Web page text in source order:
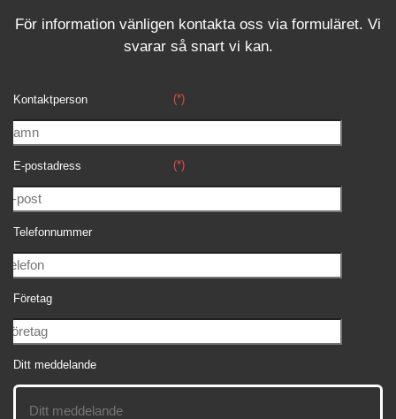
För information vänligen kontakta oss via formuläret. Vi
svararså snart vi kan.
Kontaktperson (*)
E-postadress (*)
Telefonnummer
Företag
Ditt meddelande